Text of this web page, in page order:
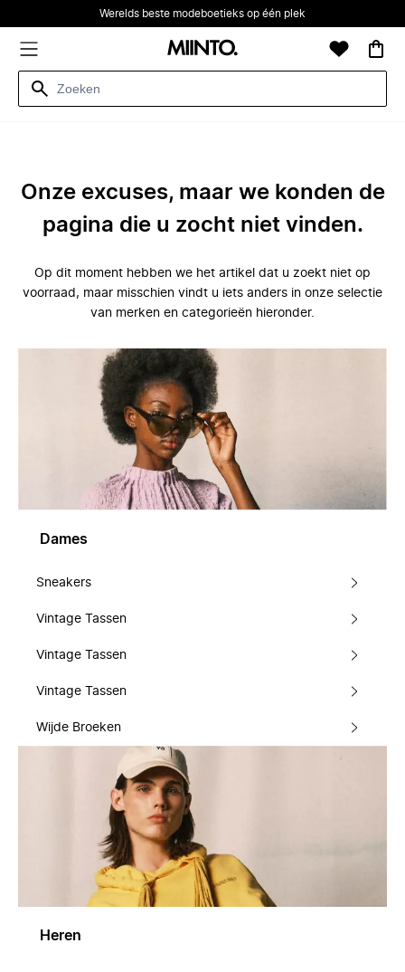
Werelds beste modeboetieks op één plek
Onze excuses, maar we konden de
pagina die u zocht niet vinden.
Op dit moment hebben we het artikel dat u zoekt niet op
voorraad, maar misschien vindt u iets anders in onze selectie
van merken en categorieën hieronder.
Dames
Sneakers
Vintage Tassen
Vintage Tassen
Vintage Tassen
Wijde Broeken
Heren